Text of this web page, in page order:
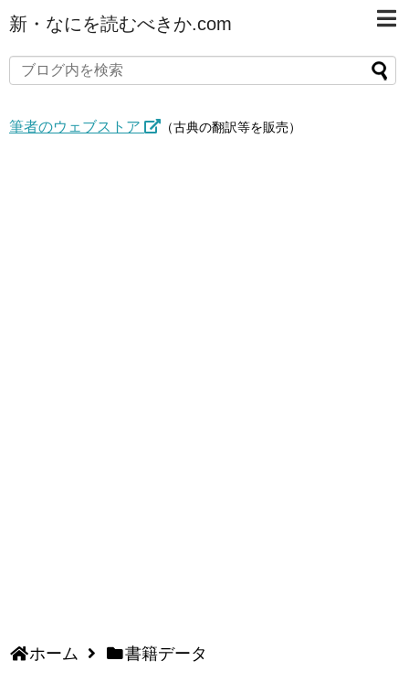
新・なにを読むべきか.com
筆者のウェブストア （古典の翻訳等を販売）
ホーム 書籍データ